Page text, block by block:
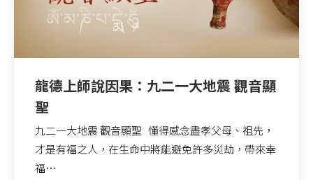
龍德上師說因果：九二一大地震 觀音顯
聖
九二一大地震 觀音顯聖 懂得感念盡孝父母、祖先，
才是有福之人，在生命中將能避免許多災劫，帶來幸
福…